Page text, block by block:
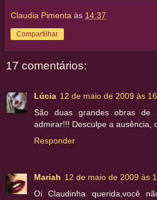
Claudia Pimenta às 14:37
Compartilhar
17 comentários:
Lúcia 12 de maio de 2009 às
São duas grandes obras
admirar!!! Desculpe a ausência,
Responder
Mariah 12 de maio de 2009 às
Oi Claudinha querida,você